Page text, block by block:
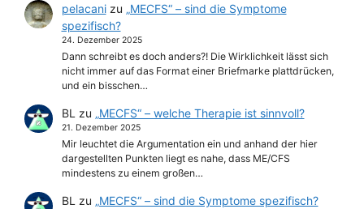
pelacanizu „MECFS“ – sind die Symptome
spezifisch?
24. Dezember 2025
Dann schreibt es doch anders?! Die Wirklichkeit lässt sich
nicht immer auf das Format einer Briefmarke plattdrücken,
und ein bisschen…
BL zu „MECFS“ – welche Therapie ist sinnvoll?
21. Dezember 2025
Mir leuchtet die Argumentation ein und anhand der hier
dargestellten Punkten liegt es nahe, dass ME/CFS
mindestens zu einem großen…
BL zu „MECFS“ – sind die Symptome spezifisch?